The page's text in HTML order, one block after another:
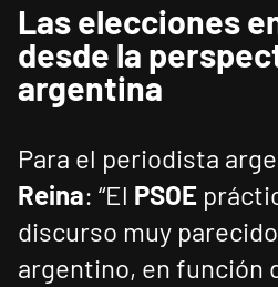
Las elecciones
desde la
argentina
Para el periodista
Reina: “El PSOE
discurso muy
argentino, en función